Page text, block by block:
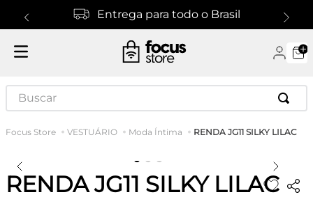
Entrega para todo o Brasil
Buscar
VESTUÁRIO Moda Íntima RENDA JG11 SILKY LILAC
RENDA JG11 SILKY LILAC